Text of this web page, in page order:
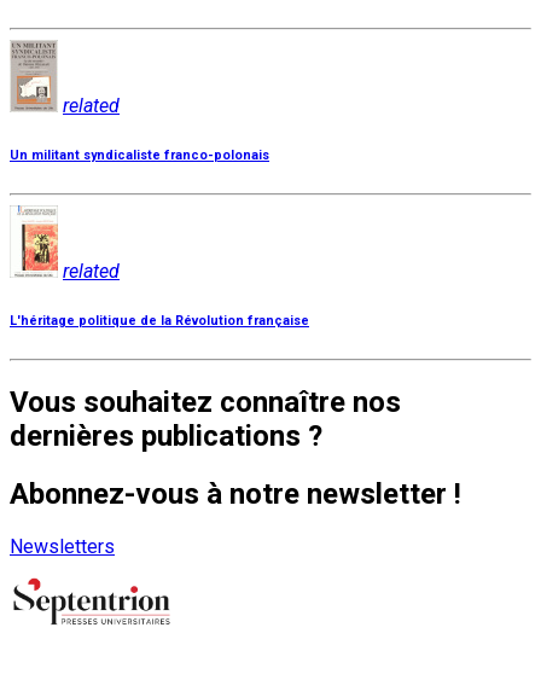
related
Un militant syndicaliste franco-polonais
related
L'héritage politique de la Révolution française
Vous souhaitez connaître nos
dernières publications ?
Abonnez-vous à notre newsletter !
Newsletters